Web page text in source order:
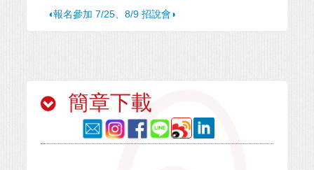
◖報名參加 7/25、8/9 招說會◗
簡章下載